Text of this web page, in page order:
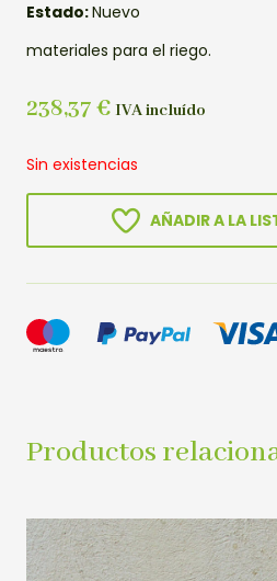
Estado:Nuevo
materiales para el riego.
238,37 € IVA incluído
Sin existencias
AÑADIR A LA
Productos